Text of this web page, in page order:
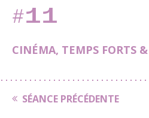
#11
CINÉMA, TEMPS FORTS
SÉANCE PRÉCÉDENTE